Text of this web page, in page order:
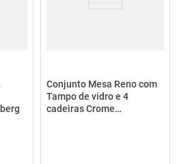
Conjunto Mesa Reno com
Tampo de vidro e 4
cadeiras Crome